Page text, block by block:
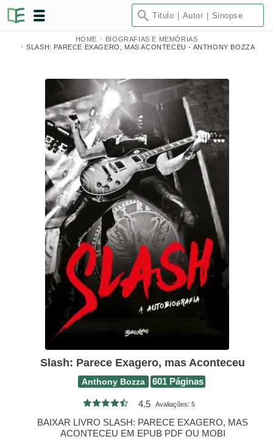
HOME
BIOGRAFIAS E MEMÓRIAS
SLASH: PARECE EXAGERO, MAS ACONTECEU - ANTHONY BOZZA
Slash: Parece Exagero, mas Aconteceu
Anthony Bozza 601 Páginas
4.5 Avaliações: 5
BAIXAR LIVRO SLASH: PARECE EXAGERO, MAS
ACONTECEU EM EPUB PDF OU MOBI